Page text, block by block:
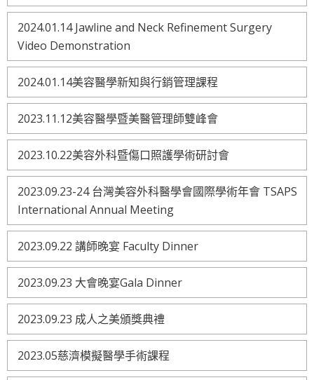
2024.01.14 Jawline and Neck Refinement Surgery
Video Demonstration
2024.01.14美容醫學新知與行銷管理課程
2023.11.12美容醫學暨美醫管理師雙峰會
2023.10.22美容外科暨傷口照護學術研討會
2023.09.23-24 台灣美容外科醫學會國際學術年會 TSAPS
International Annual Meeting
2023.09.22 講師晚宴 Faculty Dinner
2023.09.23 大會晚宴Gala Dinner
2023.09.23 成人之美頒獎典禮
2023.05慈濟模擬醫學手術課程